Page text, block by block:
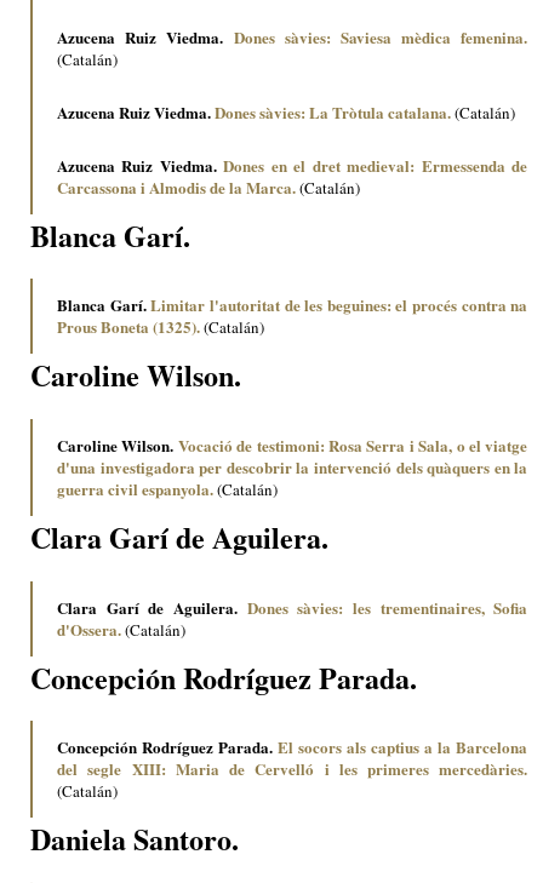
Azucena Ruiz Viedma. Dones sàvies: Saviesa mèdica femenina.
(Catalán)
Azucena Ruiz Viedma.Dones sàvies: La Tròtula catalana.(Catalán)
Azucena Ruiz Viedma.Dones en el dret medieval: Ermessenda de
Carcassona i Almodis de la Marca.(Catalán)
Blanca Garí.
Blanca Garí.Limitar l'autoritat de les beguines: el procés contra na
Prous Boneta (1325).(Catalán)
Caroline Wilson.
Caroline Wilson. Vocació de testimoni: Rosa Serra i Sala, o el viatge
d'una investigadora per descobrir la intervenció dels quàquers en la
guerra civil espanyola.(Catalán)
Clara Garí de Aguilera.
Clara Garí de Aguilera. Dones sàvies: les trementinaires, Sofia
d'Ossera.(Catalán)
Concepción Rodríguez Parada.
Concepción Rodríguez Parada.El socors als captius a la Barcelona
del segle XIII: Maria de Cervelló i les primeres mercedàries.
(Catalán)
Daniela Santoro.